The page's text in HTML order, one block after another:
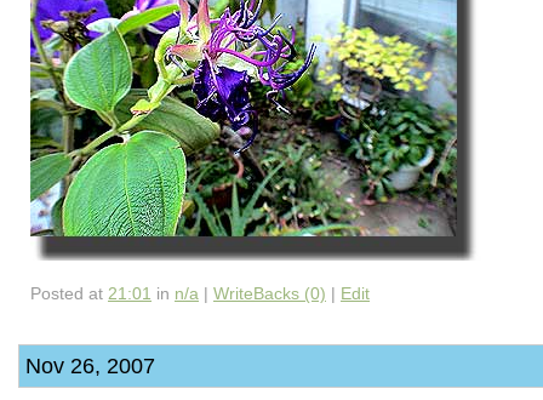
Posted at 21:01 in n/a | WriteBacks (0) | Edit
Nov 26, 2007